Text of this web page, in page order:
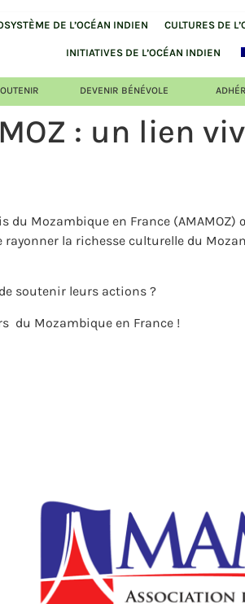
DE L’OCÉAN INDIEN CULTURES DE
INITIATIVES DE L’OCÉAN INDIEN
DEVENIR BÉNÉVOLE
: un lien
du Mozambique en France
la richesse culturelle du
soutenir leurs actions ?
du Mozambique en France !